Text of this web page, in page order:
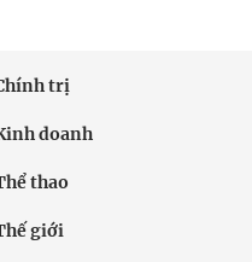
trị
doanh
thao
giới